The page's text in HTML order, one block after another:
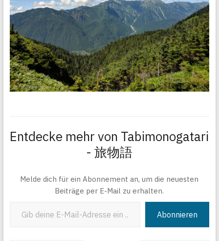
Entdecke mehr von Tabimonogatari
- 旅物語
Melde dich für ein Abonnement an, um die neuesten
Beiträge per E-Mail zu erhalten.
Abonnieren